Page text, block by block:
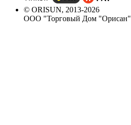
© ORISUN, 2013-2026
ООО "Торговый Дом "Орисан"